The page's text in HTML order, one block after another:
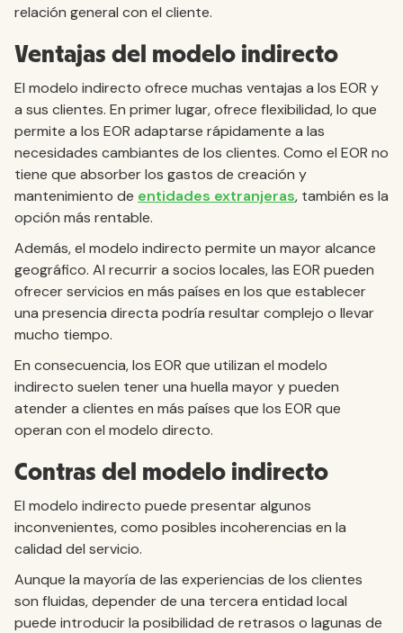
relación general con el cliente.
Ventajas del modelo indirecto
El modelo indirecto ofrece muchas ventajas a los EOR y
a sus clientes. En primer lugar, ofrece flexibilidad, lo que
permite a los EOR adaptarse rápidamente a las
necesidades cambiantes de los clientes. Como el EOR no
tiene que absorber los gastos de creación y
mantenimiento de entidades extranjeras, también es la
opción más rentable.
Además, el modelo indirecto permite un mayor alcance
geográfico. Al recurrir a socios locales, las EOR pueden
ofrecer servicios en más países en los que establecer
una presencia directa podría resultar complejo o llevar
mucho tiempo.
En consecuencia, los EOR que utilizan el modelo
indirecto suelen tener una huella mayor y pueden
atender a clientes en más países que los EOR que
operan con el modelo directo.
Contras del modelo indirecto
El modelo indirecto puede presentar algunos
inconvenientes, como posibles incoherencias en la
calidad del servicio.
Aunque la mayoría de las experiencias de los clientes
son fluidas, depender de una tercera entidad local
puede introducir la posibilidad de retrasos o lagunas de